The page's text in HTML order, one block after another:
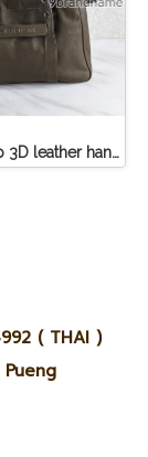
Long Champ 3D leather handbag
( THAI )